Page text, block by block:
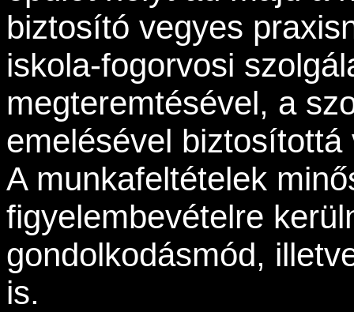
biztosító vegyes
iskola-fogorvosi
megteremtésével, a
emelésével
A munkafeltételek
figyelembevételre
gondolkodásmód,
is.